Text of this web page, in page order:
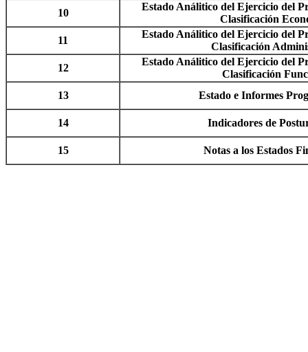
10
Estado Análitico del Ejercicio del
Clasificación
11
Estado Análitico del Ejercicio del
Clasificación
12
Estado Análitico del Ejercicio del
Clasificación
13
Estado e Informes
14 Indicadores de
15 Notas a los Estados